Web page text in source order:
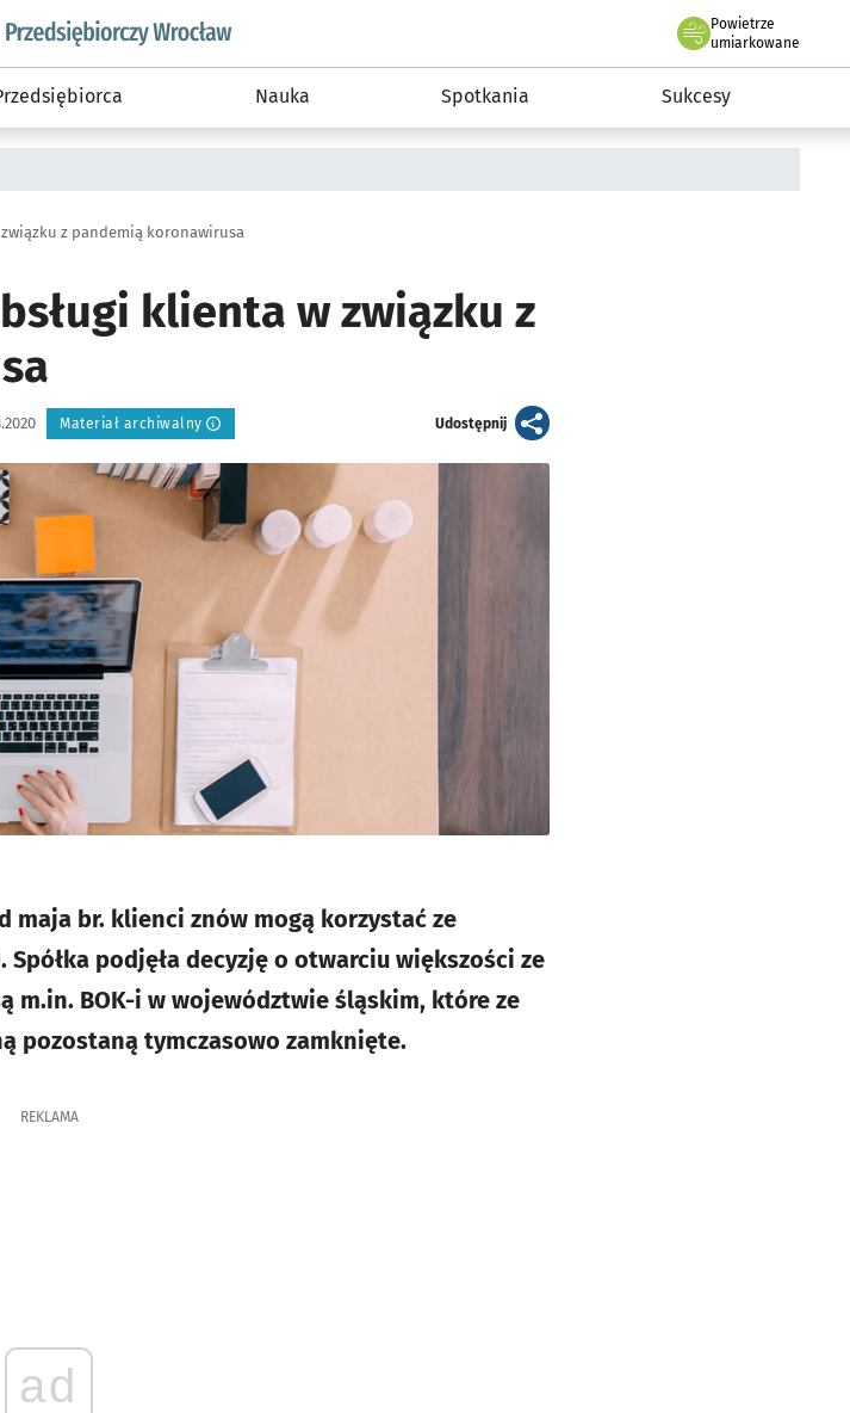
wroclaw.pl podserwis: Strategia rozwoju przedsiębiorczości miasta Wrocławia
Powietrze
we Wrocławiu
umiarkowane
Nauka Spotkania Sukcesy
związku z pandemią koronawirusa
klienta w związku z
Materiał archiwalny Udostępnijartykuł
maja br. klienci znów mogą korzystać ze
podjęła decyzję o otwarciu większości ze
m.in. BOK-i w województwie śląskim, które ze
pozostaną tymczasowo zamknięte.
REKLAMA
ad